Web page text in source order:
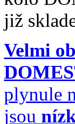
Velmi
plynule
jsou